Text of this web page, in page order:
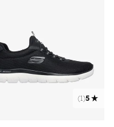
5
(
1
)